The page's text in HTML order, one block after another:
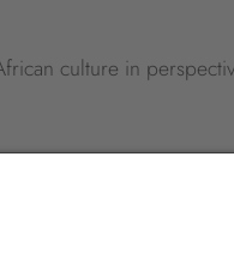
culture in